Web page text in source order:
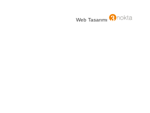
Web Tasarımı